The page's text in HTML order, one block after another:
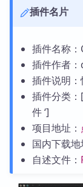
插件名片
插件名称
插件作者
插件说明
插件分类：
件 ‘]
项目地址：
国内下载地
自述文件：